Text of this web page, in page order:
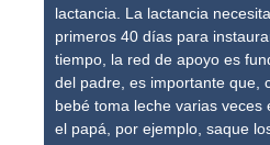
lactancia. La lactancia
primeros 40 días para
tiempo, la red de apoyo es
del padre, es importante que,
bebé toma leche varias veces
el papá, por ejemplo, saque